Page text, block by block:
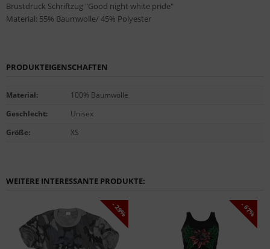
Brustdruck Schriftzug "Good night white pride"
Material: 55% Baumwolle/ 45% Polyester
PRODUKTEIGENSCHAFTEN
Material:
100% Baumwolle
Geschlecht:
Unisex
Größe: XS
WEITERE INTERESSANTE PRODUKTE:
- 29% - 67%